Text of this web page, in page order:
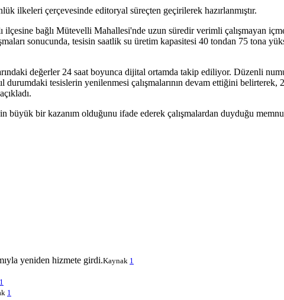
ilkeleri çerçevesinde editoryal süreçten geçirilerek hazırlanmıştır.
bağlı Mütevelli Mahallesi'nde uzun süredir verimli çalışmayan
sonucunda, tesisin saatlik su üretim kapasitesi 40 tondan 75 tona
değerler 24 saat boyunca dijital ortamda takip ediliyor. Düzenli
tesislerin yenilenmesi çalışmalarının devam ettiğini belirterek,
bir kazanım olduğunu ifade ederek çalışmalardan duyduğu
yeniden hizmete girdi.Kaynak 1
1
1